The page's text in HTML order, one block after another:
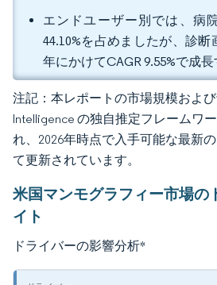
エンドユーザー別では、病
44.10%を占めましたが、診断
年にかけてCAGR 9.55%で成長
注記：本レポートの市場規模およ
Intelligence の独自推定フレームワ
れ、2026年時点で入手可能な最新
て更新されています。
米国マンモグラフィー市場の
イト
ドライバーの影響分析*